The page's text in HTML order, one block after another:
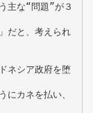
主な“問題”が３
だと、考えられ
ネシア政府を堕
にカネを払い、